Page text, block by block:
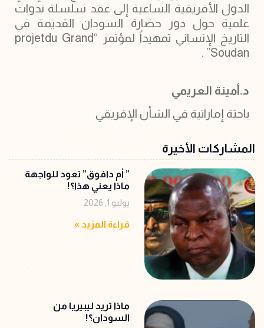
الدول الأفريقية الساعية إلى عقد سلسلة ندوات
علمية حول دور حضارة السودان القديمة في
التاريخ الإنساني تمهيداً لمؤتمر “projetdu Grand
Soudan” .
د.أمينة العريمي
باحثة إماراتية في الشأن الإفريقي
المشاركات الأخيرة
‏” أم دافوق” تعود للواجهة
ماذا يعني هذا؟!
يوليو 1, 2026
قراءة المزيد »
ماذا تريد ليبيريا من
السودان؟!